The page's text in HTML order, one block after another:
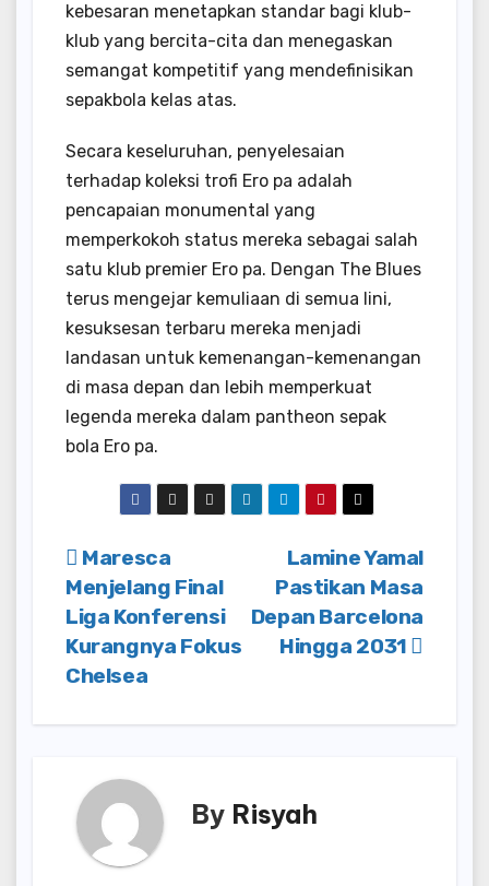
kebesaran menetapkan standar bagi klub-
klub yang bercita-cita dan menegaskan
semangat kompetitif yang mendefinisikan
sepakbola kelas atas.
Secara keseluruhan, penyelesaian
terhadap koleksi trofi Ero pa adalah
pencapaian monumental yang
memperkokoh status mereka sebagai salah
satu klub premier Ero pa. Dengan The Blues
terus mengejar kemuliaan di semua lini,
kesuksesan terbaru mereka menjadi
landasan untuk kemenangan-kemenangan
di masa depan dan lebih memperkuat
legenda mereka dalam pantheon sepak
bola Ero pa.
Post
navigation
Lamine Yamal
Pastikan Masa
Depan Barcelona
Hingga 2031
Maresca
Menjelang Final
Liga Konferensi
Kurangnya Fokus
Chelsea
By Risyah